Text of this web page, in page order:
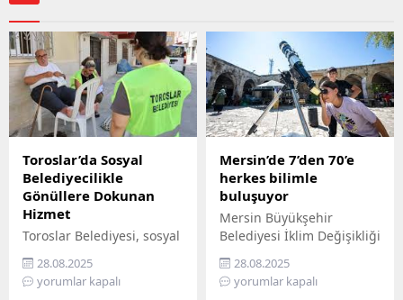
Toroslar’da Sosyal
Belediyecilikle
Gönüllere Dokunan
Hizmet
Toroslar Belediyesi, sosyal
belediyecilik anlayışıyla
vatandaşların gönüllerine
dokunmaya devam ediyor.
28.08.2025
yorumlar kapalı
Mersin’de 7’den 70’e
herkes bilimle
buluşuyor
Mersin Büyükşehir
Belediyesi İklim Değişikliği
ve Sıfır Atık Dairesi
Başkanlığı, Mercan 100.
Yıl İklim ve Çevre Bilim
28.08.2025
yorumlar kapalı